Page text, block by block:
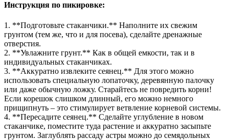
Инструкция по пикировке:
1. **Подготовьте стаканчики.** Наполните их свежим
грунтом (тем же, что и для посева), сделайте дренажные
отверстия.
2. **Увлажните грунт.** Как в общей емкости, так и в
индивидуальных стаканчиках.
3. **Аккуратно извлеките сеянец.** Для этого можно
использовать специальную лопаточку, деревянную палочку
или даже обычную ложку. Старайтесь не повредить корни!
Если корешок слишком длинный, его можно немного
прищипнуть – это стимулирует ветвление корневой системы.
4. **Пересадите сеянец.** Сделайте углубление в новом
стаканчике, поместите туда растение и аккуратно засыпьте
грунтом. Заглублять рассаду астры можно до семядольных